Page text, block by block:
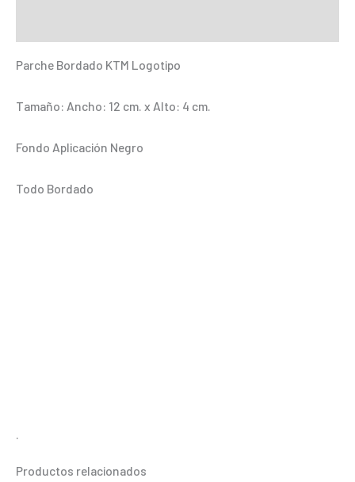
Parche Bordado KTM Logotipo
Tamaño: Ancho: 12 cm. x Alto: 4 cm.
Fondo Aplicación Negro
Todo Bordado
.
Productos relacionados